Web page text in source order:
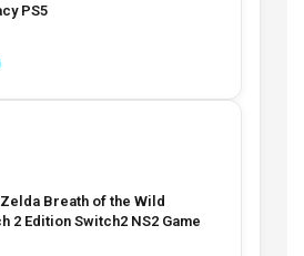
PS5
Breath of the Wild
2 Edition Switch2 NS2 Game